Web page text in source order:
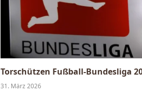
Torschützen Fußball-Bundesliga
31. März 2026